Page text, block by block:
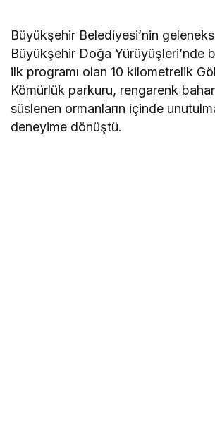
Büyükşehir Belediyesi’nin
Büyükşehir Doğa Yürüyüşleri’nde
ilk programı olan 10 kilometrelik
Kömürlük parkuru, rengarenk
süslenen ormanların içinde
deneyime dönüştü.